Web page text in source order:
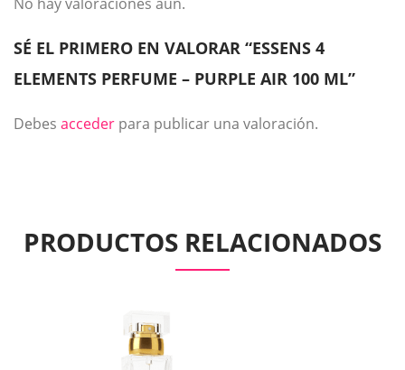
SÉ EL PRIMERO EN VALORAR “ESSENS 4
ELEMENTS PERFUME – PURPLE AIR 100 ML”
Debes acceder para publicar una valoración.
PRODUCTOS RELACIONADOS